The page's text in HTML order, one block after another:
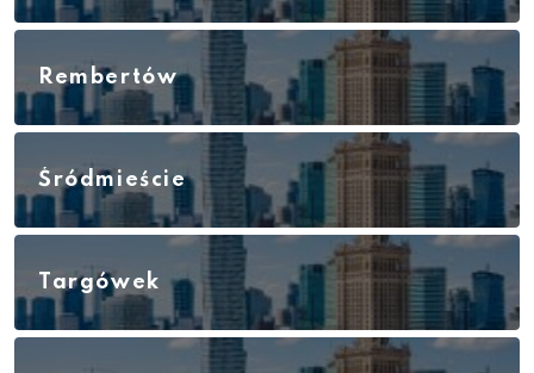
Rembertów
Śródmieście
Targówek